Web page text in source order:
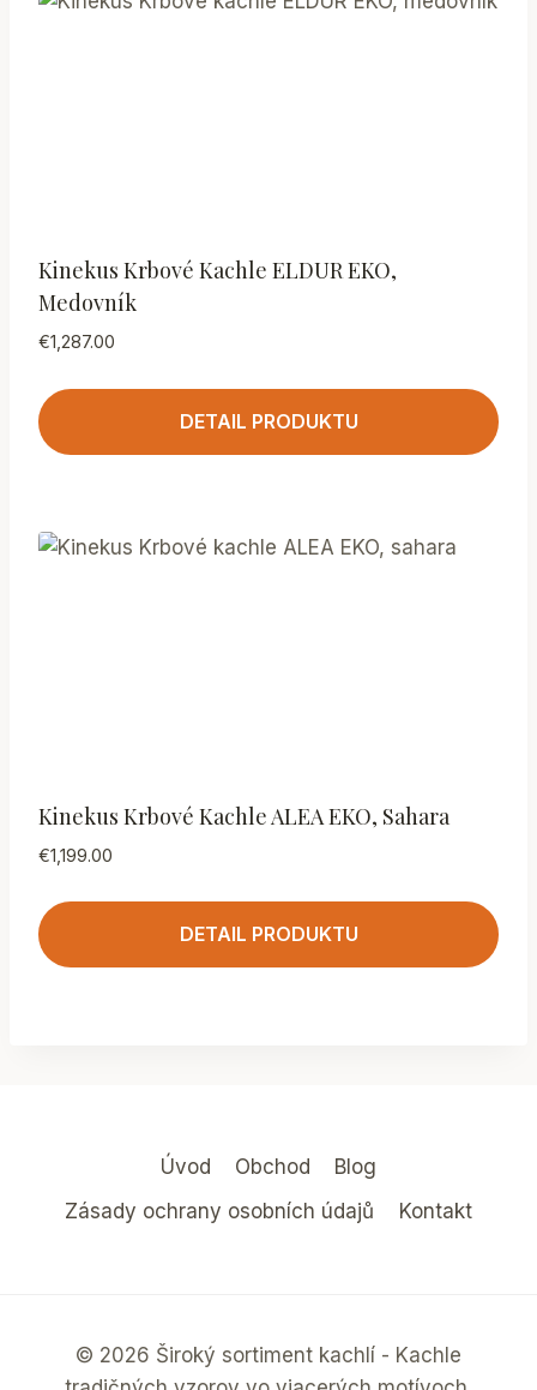
Kinekus Krbové Kachle ELDUR EKO,
Medovník
€1,287.00
DETAIL PRODUKTU
Kinekus Krbové Kachle ALEA EKO, Sahara
€1,199.00
DETAIL PRODUKTU
Úvod Obchod
Blog
Zásady ochrany osobních údajů
Kontakt
© 2026 Široký sortiment kachlí - Kachle